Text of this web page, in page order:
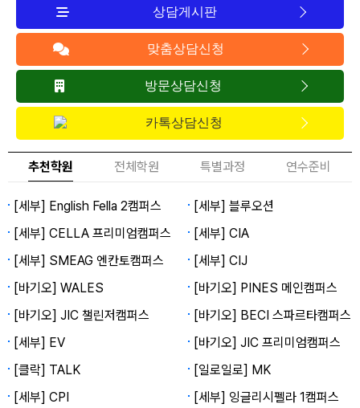
상담게시판
맞춤상담신청
방문상담신청
카톡상담신청
추천학원 전체학원 특별과정 연수준비
[세부] English Fella 2캠퍼스
[세부] 블루오션
[세부] CELLA 프리미엄캠퍼스
[세부] CIA
[세부] SMEAG 엔칸토캠퍼스
[세부] CIJ
[바기오] WALES
[바기오] PINES 메인캠퍼스
[바기오] JIC 챌린저캠퍼스
[바기오] BECI 스파르타캠퍼스
[세부] EV
[바기오] JIC 프리미엄캠퍼스
[클락] TALK
[일로일로] MK
[세부] CPI
[세부] 잉글리시펠라 1캠퍼스